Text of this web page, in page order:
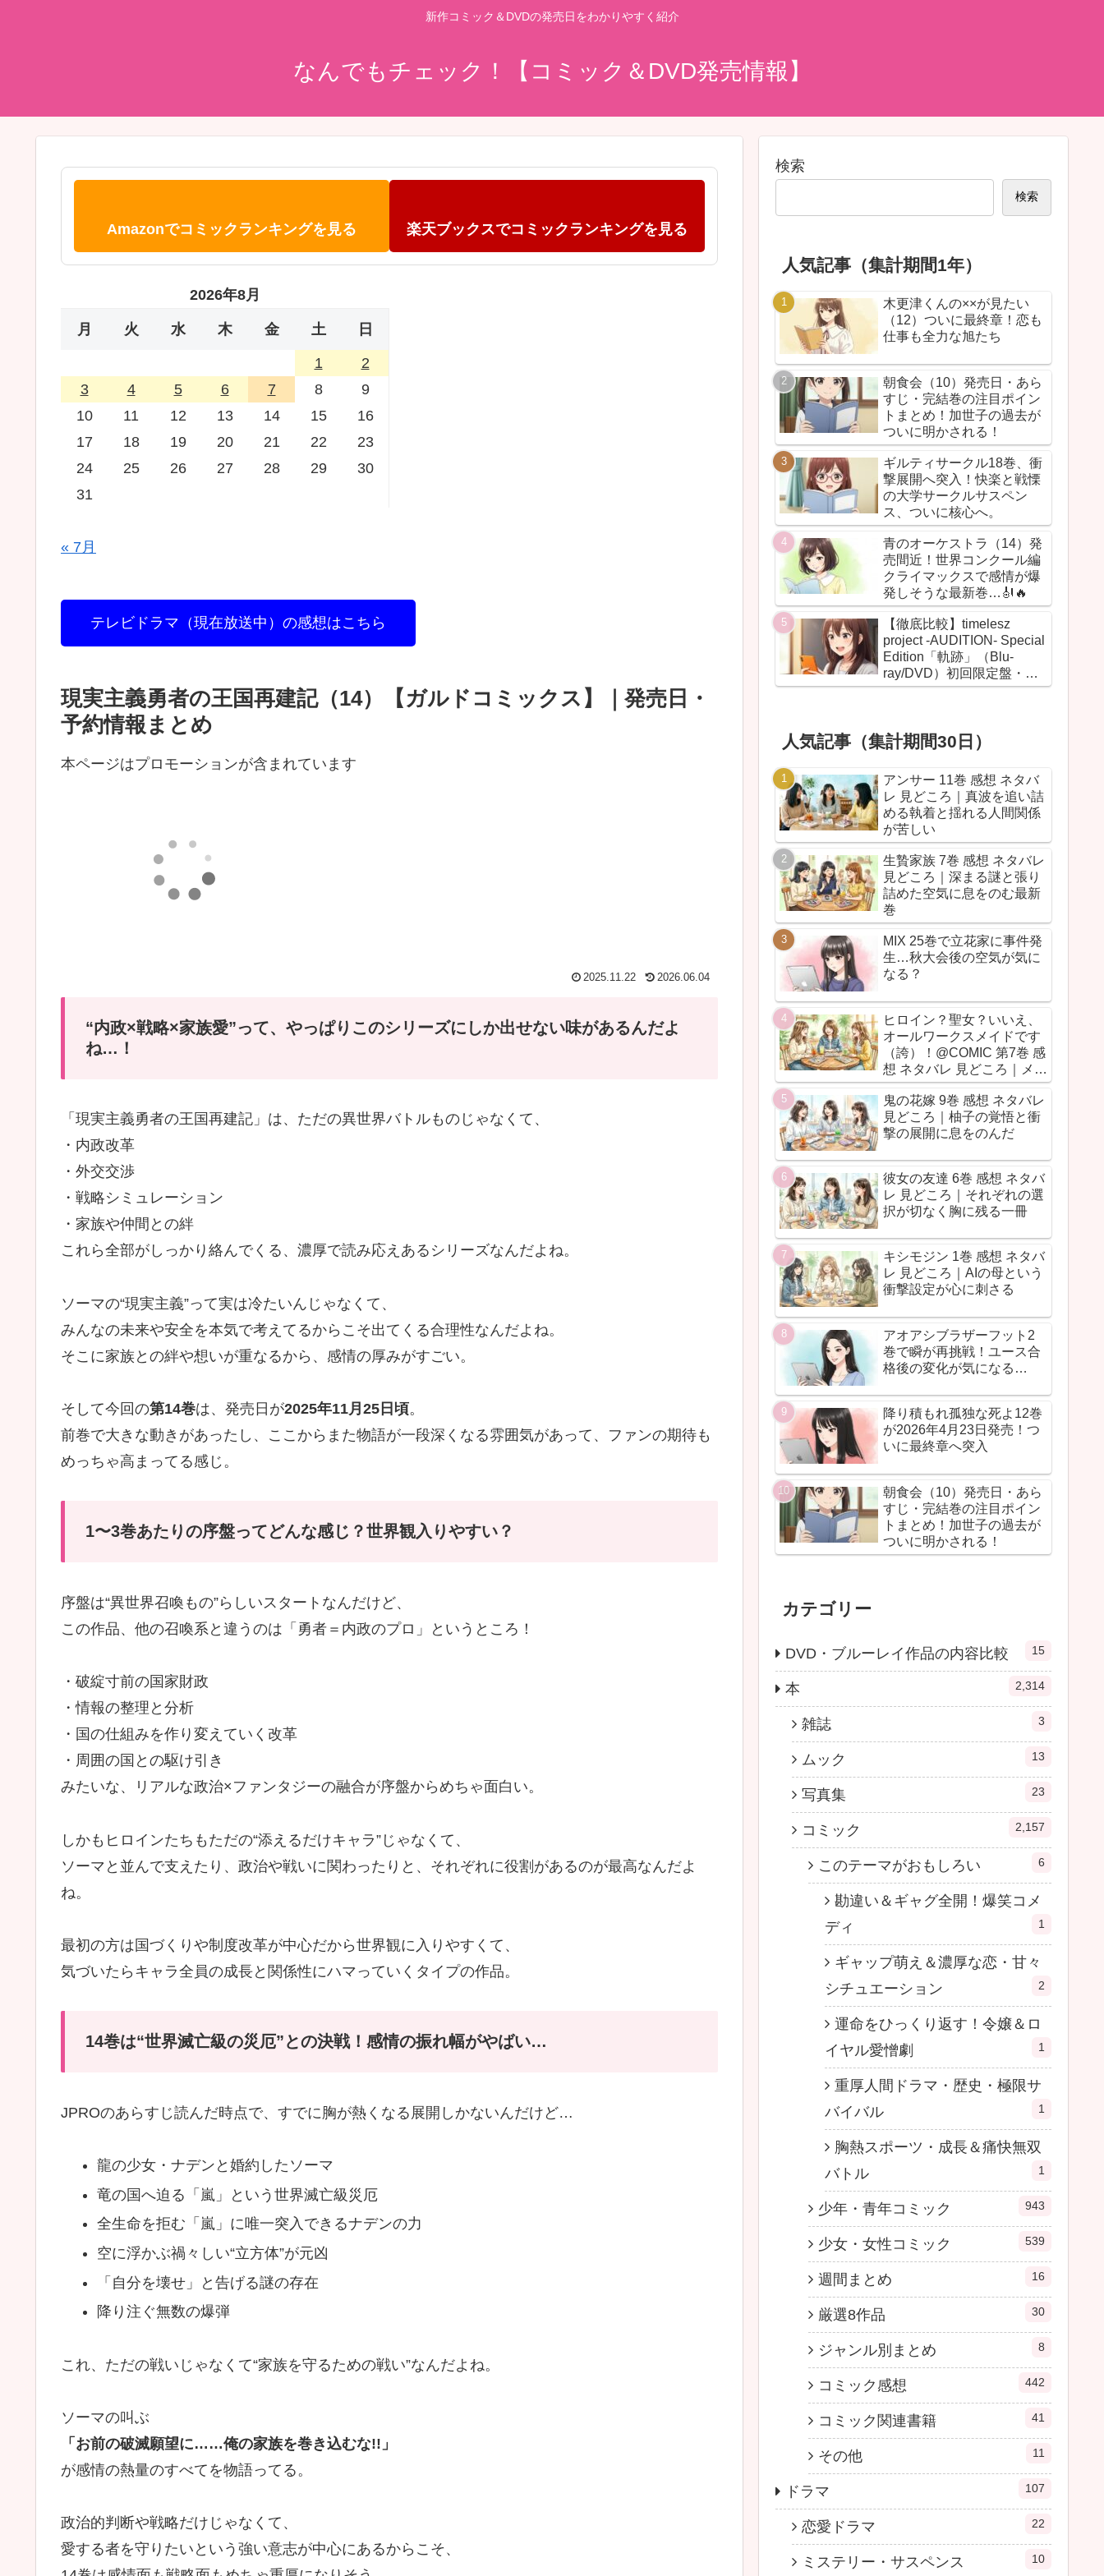
新作コミック＆DVDの発売日をわかりやすく紹介
なんでもチェック！【コミック＆DVD発売情報】
Amazonでコミックランキングを見る 楽天ブックスでコミックランキングを見る
2026年8月
月 火 水 木 金 土 日
1
2
3
4 5 6 7 8
9
10
11 12 13 14 15
16
17
18 19 20 21 22
23
24
25 26 27 28 29
30
31
« 7月
テレビドラマ（現在放送中）の感想はこちら
現実主義勇者の王国再建記（14）【ガルドコミックス】｜発売日・
予約情報まとめ
本ページはプロモーションが含まれています
2025.11.22 2026.06.04
“内政×戦略×家族愛”って、やっぱりこのシリーズにしか出せない味があるんだよ
ね…！
「現実主義勇者の王国再建記」は、ただの異世界バトルものじゃなくて、
・内政改革
・外交交渉
・戦略シミュレーション
・家族や仲間との絆
これら全部がしっかり絡んでくる、濃厚で読み応えあるシリーズなんだよね。
ソーマの“現実主義”って実は冷たいんじゃなくて、
みんなの未来や安全を本気で考えてるからこそ出てくる合理性なんだよね。
そこに家族との絆や想いが重なるから、感情の厚みがすごい。
そして今回の第14巻は、発売日が2025年11月25日頃。
前巻で大きな動きがあったし、ここからまた物語が一段深くなる雰囲気があって、ファンの期待も
めっちゃ高まってる感じ。
1〜3巻あたりの序盤ってどんな感じ？世界観入りやすい？
序盤は“異世界召喚もの”らしいスタートなんだけど、
この作品、他の召喚系と違うのは「勇者＝内政のプロ」というところ！
・破綻寸前の国家財政
・情報の整理と分析
・国の仕組みを作り変えていく改革
・周囲の国との駆け引き
みたいな、リアルな政治×ファンタジーの融合が序盤からめちゃ面白い。
しかもヒロインたちもただの“添えるだけキャラ”じゃなくて、
ソーマと並んで支えたり、政治や戦いに関わったりと、それぞれに役割があるのが最高なんだよ
ね。
最初の方は国づくりや制度改革が中心だから世界観に入りやすくて、
気づいたらキャラ全員の成長と関係性にハマっていくタイプの作品。
14巻は“世界滅亡級の災厄”との決戦！感情の振れ幅がやばい…
JPROのあらすじ読んだ時点で、すでに胸が熱くなる展開しかないんだけど…
龍の少女・ナデンと婚約したソーマ
竜の国へ迫る「嵐」という世界滅亡級災厄
全生命を拒む「嵐」に唯一突入できるナデンの力
空に浮かぶ禍々しい“立方体”が元凶
「自分を壊せ」と告げる謎の存在
降り注ぐ無数の爆弾
これ、ただの戦いじゃなくて“家族を守るための戦い”なんだよね。
ソーマの叫ぶ
「お前の破滅願望に……俺の家族を巻き込むな!!」
が感情の熱量のすべてを物語ってる。
政治的判断や戦略だけじゃなくて、
愛する者を守りたいという強い意志が中心にあるからこそ、
検索
検索
人気記事（集計期間1年）
木更津くんの××が見たい
（12）ついに最終章！恋も
仕事も全力な旭たち
朝食会（10）発売日・あら
すじ・完結巻の注目ポイン
トまとめ！加世子の過去が
ついに明かされる！
ギルティサークル18巻、衝
撃展開へ突入！快楽と戦慄
の大学サークルサスペン
ス、ついに核心へ。
青のオーケストラ（14）発
売間近！世界コンクール編
クライマックスで感情が爆
発しそうな最新巻…🎻🔥
【徹底比較】timelesz
project -AUDITION- Special
Edition「軌跡」（Blu-
ray/DVD）初回限定盤・通
常盤の違いまとめ！【グッ
人気記事（集計期間30日）
アンサー 11巻 感想 ネタバ
レ 見どころ｜真波を追い詰
める執着と揺れる人間関係
が苦しい
生贄家族 7巻 感想 ネタバレ
見どころ｜深まる謎と張り
詰めた空気に息をのむ最新
巻
MIX 25巻で立花家に事件発
生…秋大会後の空気が気に
なる？
ヒロイン？聖女？いいえ、
オールワークスメイドです
（誇）！@COMIC 第7巻 感
想 ネタバレ 見どころ｜メイ
ド魂が今回も全力だった
鬼の花嫁 9巻 感想 ネタバレ
見どころ｜柚子の覚悟と衝
撃の展開に息をのんだ
彼女の友達 6巻 感想 ネタバ
レ 見どころ｜それぞれの選
択が切なく胸に残る一冊
キシモジン 1巻 感想 ネタバ
レ 見どころ｜AIの母という
衝撃設定が心に刺さる
アオアシブラザーフット2
巻で瞬が再挑戦！ユース合
格後の変化が気になる…
降り積もれ孤独な死よ12巻
が2026年4月23日発売！つ
いに最終章へ突入
朝食会（10）発売日・あら
すじ・完結巻の注目ポイン
トまとめ！加世子の過去が
ついに明かされる！
カテゴリー
DVD・ブルーレイ作品の内容比較 15
本 2,314
雑誌 3
ムック 13
写真集 23
コミック 2,157
このテーマがおもしろい 6
勘違い＆ギャグ全開！爆笑コメ
ディ
1
ギャップ萌え＆濃厚な恋・甘々
シチュエーション
2
運命をひっくり返す！令嬢＆ロ
イヤル愛憎劇
1
重厚人間ドラマ・歴史・極限サ
バイバル
1
胸熱スポーツ・成長＆痛快無双
バトル
1
少年・青年コミック 943
少女・女性コミック 539
週間まとめ 16
厳選8作品 30
ジャンル別まとめ 8
コミック感想 442
コミック関連書籍 41
その他 11
ドラマ 107
恋愛ドラマ 22
ミステリー・サスペンス 10